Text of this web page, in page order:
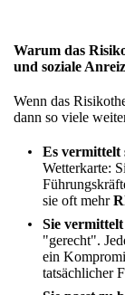
Warum das
und soziale
Wenn das
dann so viele
Es vermittelt
Wetterkarte:
sie oft mehr
Sie
"gerecht".
ein
tatsächlicher